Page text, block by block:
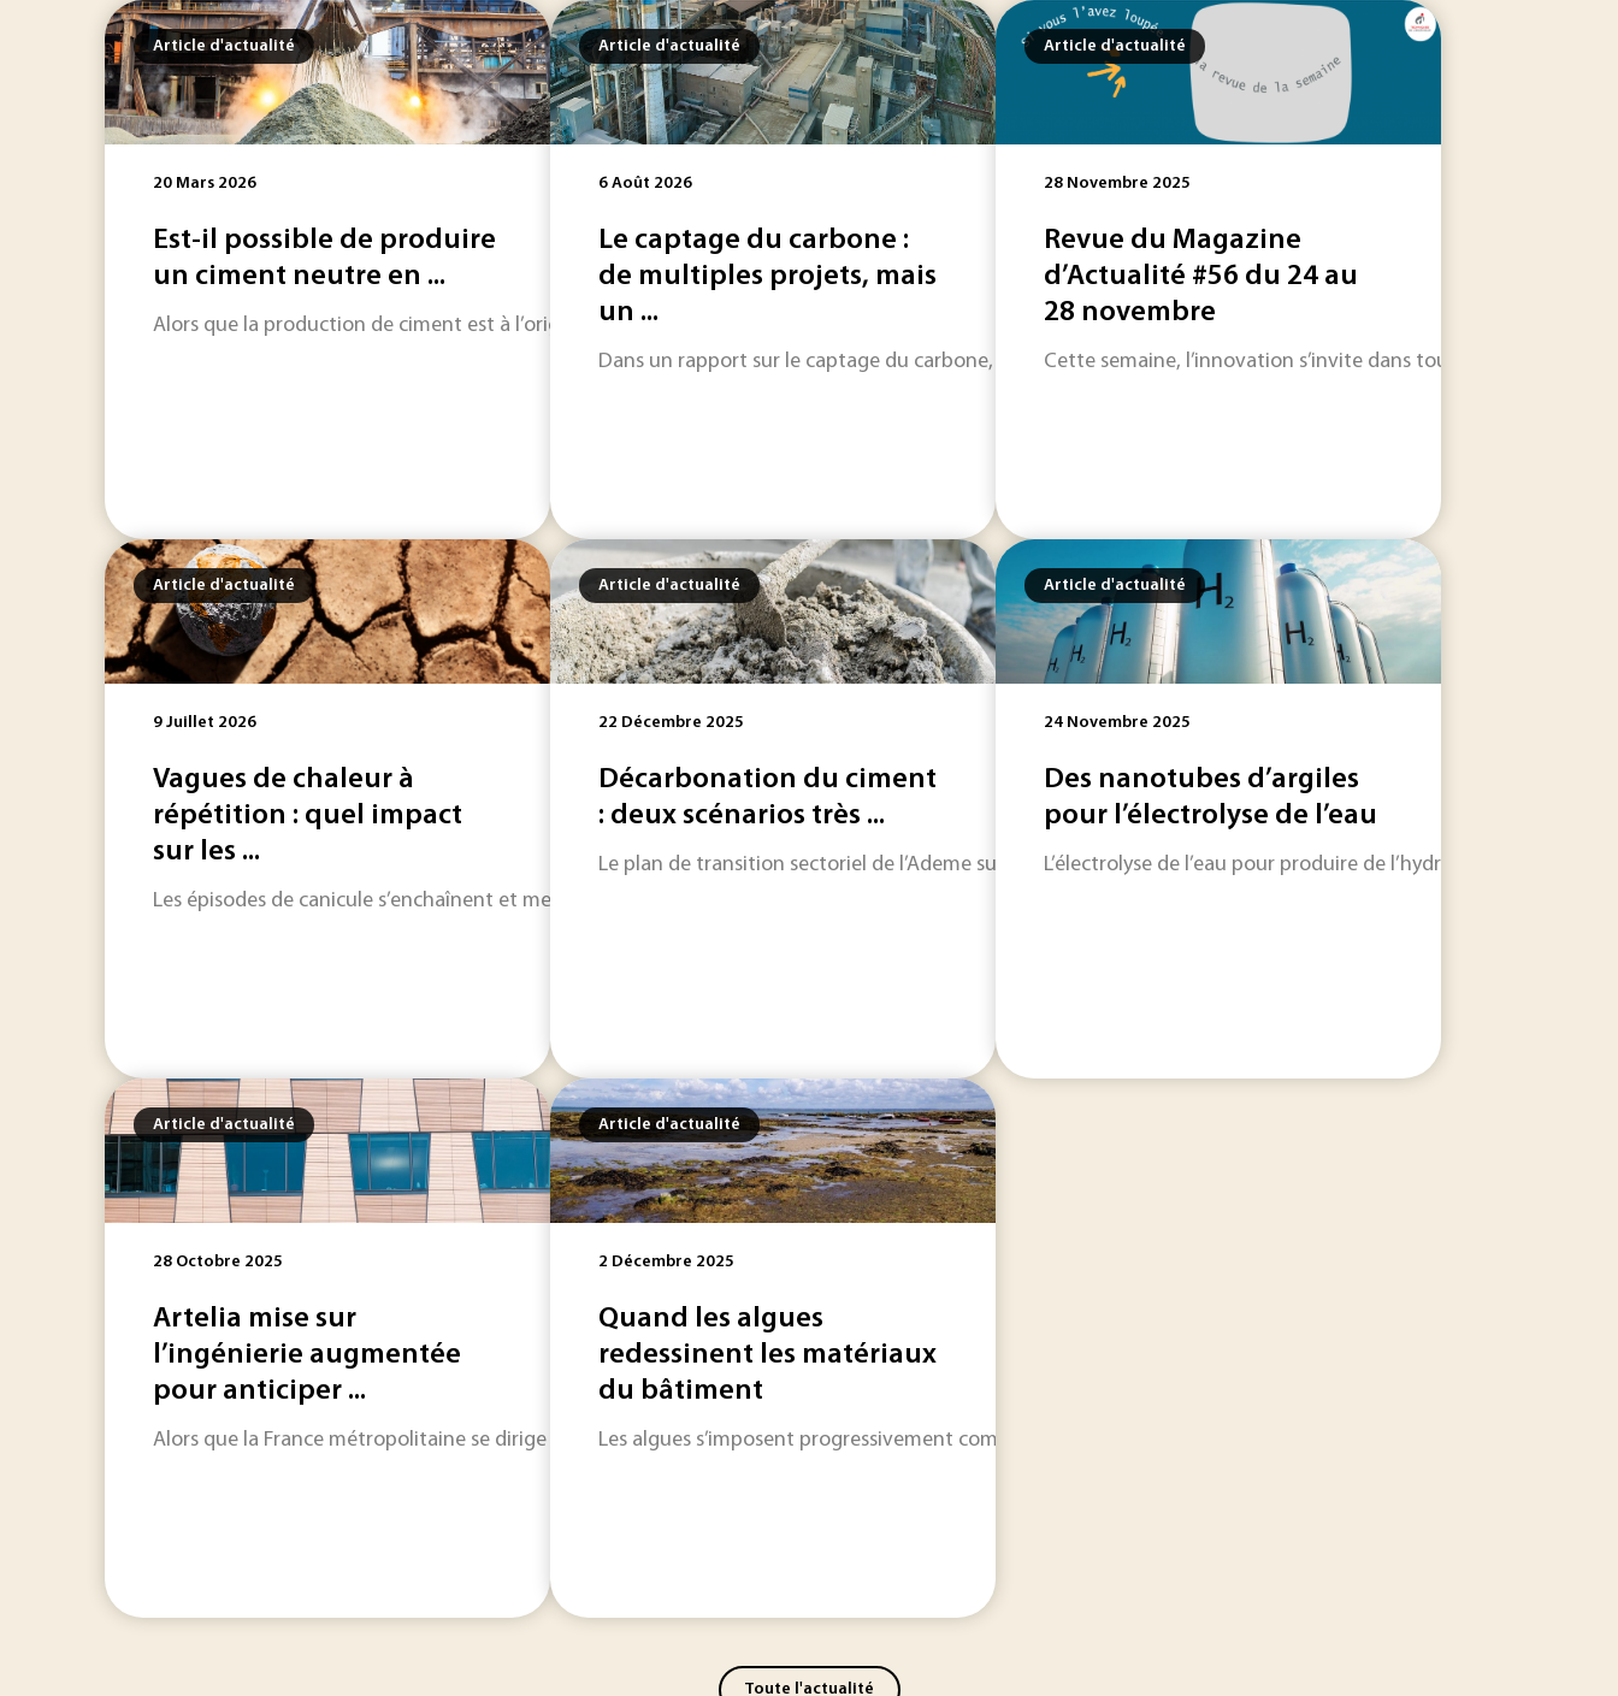
Article d'actualité
20 Mars 2026
Est-il possible de produire
un ciment neutre en ...
Alors que la production de ciment est à l’origine de près de 8 % des émissions de CO2 anthropique, des chercheurs et chercheuses du CNRS et de l’Université
Article d'actualité
6 Août 2026
Le captage du carbone :
de multiples projets, mais
un ...
Dans un rapport sur le captage du carbone, LeadIT, une initiative internationale consacrée à la décarbonation
Article d'actualité
28 Novembre 2025
Revue du Magazine
d’Actualité #56 du 24 au
28 novembre
Cette semaine, l’innovation s’invite dans tous les secteurs :
Article d'actualité
9 Juillet 2026
Vagues de chaleur à
répétition : quel impact
sur les ...
Les épisodes de canicule s’enchaînent et mettent la France à rude épreuve, avec des effets sur notre santé, la faune, la flore, mais aussi sur l’économie. Au-delà...
Article d'actualité
22 Décembre 2025
Décarbonation du ciment
: deux scénarios très ...
Le plan de transition sectoriel de l’Ademe sur l’industrie cimentière montre que le développement des
Article d'actualité
24 Novembre 2025
Des nanotubes d’argiles
pour l’électrolyse de l’eau
L’électrolyse de l’eau pour produire de l’hydrogène vert est
Article d'actualité
28 Octobre 2025
Artelia mise sur
l’ingénierie augmentée
pour anticiper ...
Alors que la France métropolitaine se dirige vers une augmentation moyenne des températures de 4 °C à l’horizon 2100, anticiper les retentissements de ce
Article d'actualité
2 Décembre 2025
Quand les algues
redessinent les matériaux
du bâtiment
Les algues s’imposent progressivement comme une ressource inattendue pour repenser les matériaux du
Toute l'actualité